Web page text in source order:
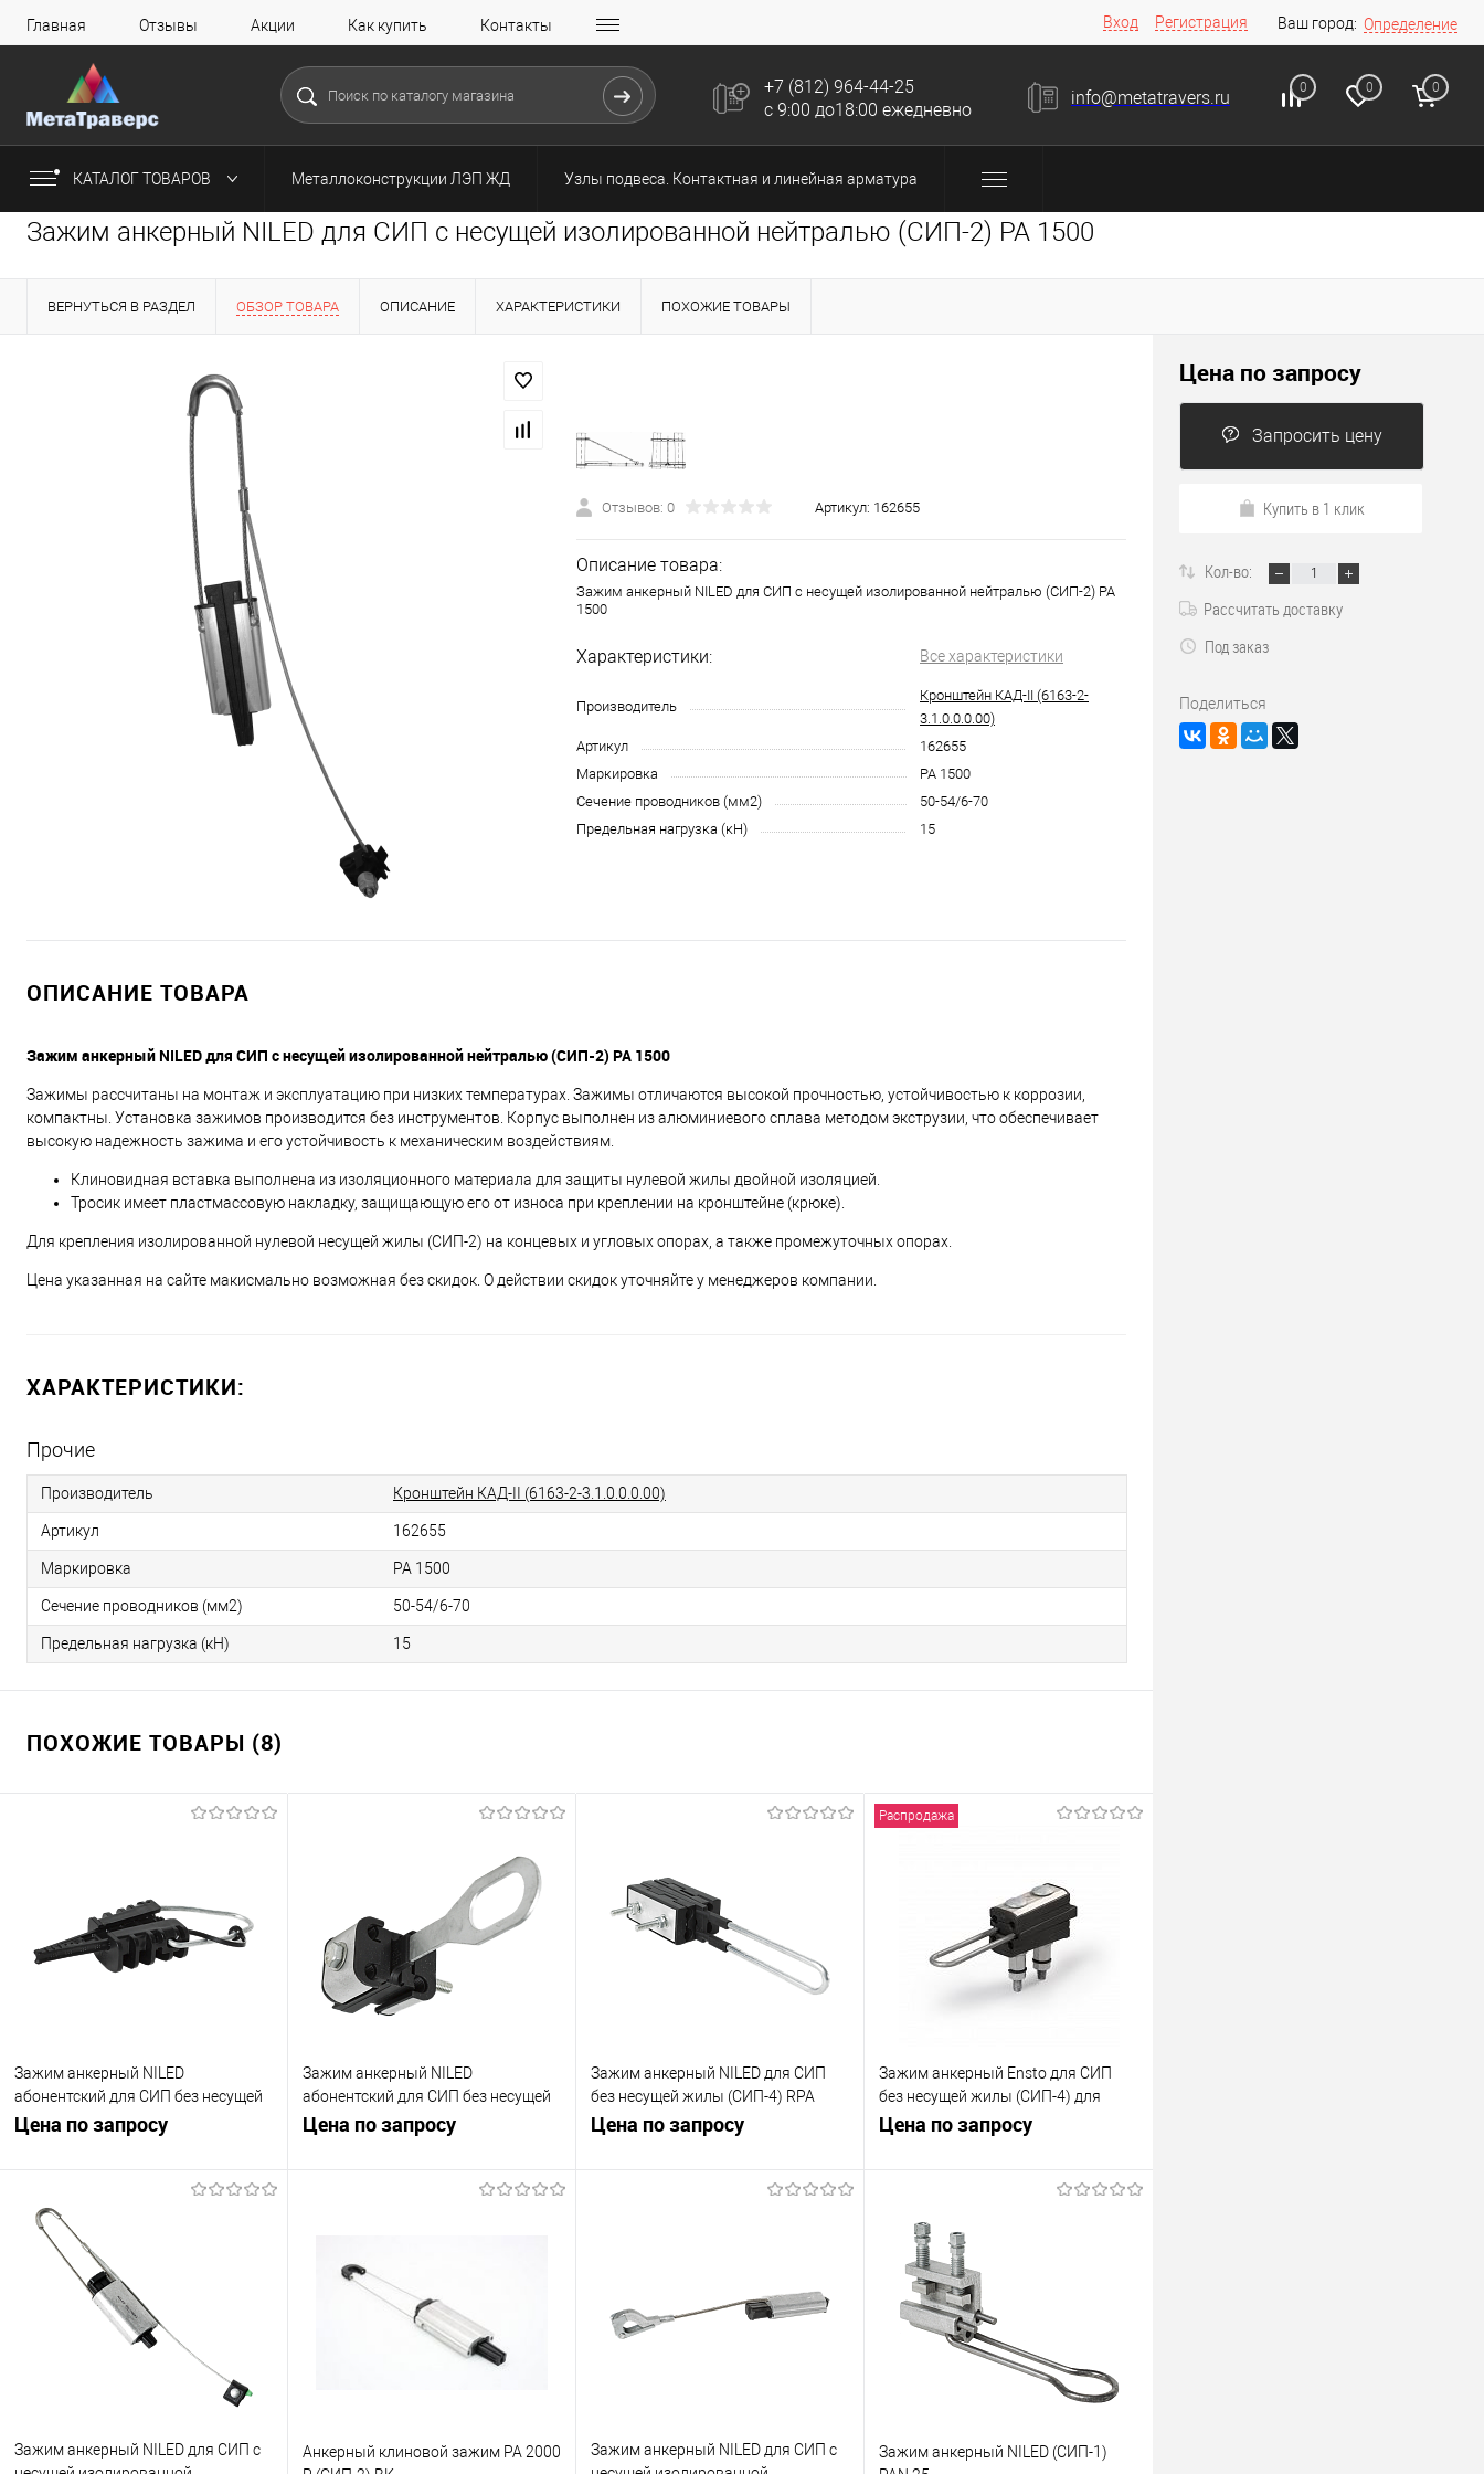
Главная Отзывы Акции Как купить Контакты Вход Регистрация Ваш город: Определение
+7 (812) 964-44-25
с 9:00 до18:00 ежедневно
info@metatravers.ru 0 0 0
КАТАЛОГ ТОВАРОВ Металлоконструкции ЛЭП ЖД Узлы подвеса. Контактная и линейная арматура
Зажим анкерный NILED для СИП с несущей изолированной нейтралью (СИП-2) PA 1500
ВЕРНУТЬСЯ В РАЗДЕЛ ОБЗОР ТОВАРА ОПИСАНИЕ ХАРАКТЕРИСТИКИ ПОХОЖИЕ ТОВАРЫ
Отзывов: 0 Артикул: 162655
Описание товара:
Зажим анкерный NILED для СИП с несущей изолированной нейтралью (СИП-2) PA
1500
Характеристики: Все характеристики
Производитель
Кронштейн КАД-II (6163-2-
3.1.0.0.0.00)
Артикул
162655
Маркировка
PA 1500
Сечение проводников (мм2)
50-54/6-70
Предельная нагрузка (кН)
15
ОПИСАНИЕ ТОВАРА
Зажим анкерный NILED для СИП с несущей изолированной нейтралью (СИП-2) PA 1500
Зажимы рассчитаны на монтаж и эксплуатацию при низких температурах. Зажимы отличаются высокой прочностью, устойчивостью к коррозии,
компактны. Установка зажимов производится без инструментов. Корпус выполнен из алюминиевого сплава методом экструзии, что обеспечивает
высокую надежность зажима и его устойчивость к механическим воздействиям.
Клиновидная вставка выполнена из изоляционного материала для защиты нулевой жилы двойной изоляцией.
Тросик имеет пластмассовую накладку, защищающую его от износа при креплении на кронштейне (крюке).
Для крепления изолированной нулевой несущей жилы (СИП-2) на концевых и угловых опорах, а также промежуточных опорах.
Цена указанная на сайте макисмально возможная без скидок. О действии скидок уточняйте у менеджеров компании.
ХАРАКТЕРИСТИКИ:
Прочие
Производитель Кронштейн КАД-II (6163-2-3.1.0.0.0.00)
Артикул 162655
Маркировка PA 1500
Сечение проводников (мм2) 50-54/6-70
Предельная нагрузка (кН) 15
ПОХОЖИЕ ТОВАРЫ (8)
Зажим анкерный NILED
абонентский для СИП без несущей
жилы (СИП-4) DN 1
Цена по запросу
Запросить цену
Купить в 1 клик
В избранное
Зажим анкерный NILED
абонентский для СИП без несущей
жилы (СИП-4) PAG 416/35
Цена по запросу
Запросить цену
Купить в 1 клик
В избранное
Зажим анкерный NILED для СИП
без несущей жилы (СИП-4) RPA
470/120
Цена по запросу
Запросить цену
Под заказ
Распродажа
Зажим анкерный Ensto для СИП
без несущей жилы (СИП-4) для
открытых крюков SO118.425S
Цена по запросу
Запросить цену
Купить в 1 клик
В избранное
Зажим анкерный NILED для СИП с
Анкерный клиновой зажим PA 2000
Зажим анкерный NILED для СИП с
Зажим анкерный NILED (СИП-1)
Цена по запросу
Запросить цену
Купить в 1 клик
Кол-во:
Рассчитать доставку
Под заказ
Поделиться